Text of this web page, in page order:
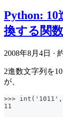
Python: 10
換する関数
2008年8月4日 ·
2進数文字列を
が、
>>>
11